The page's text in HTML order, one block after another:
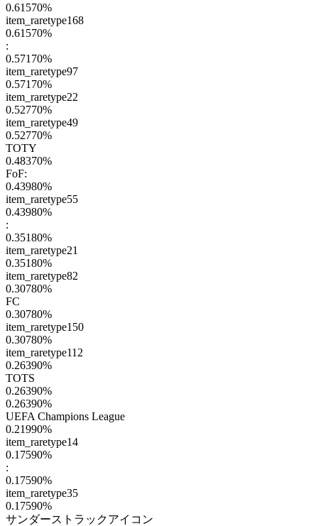
0.61570%
item_raretype168
0.61570%
:
0.57170%
item_raretype97
0.57170%
item_raretype22
0.52770%
item_raretype49
0.52770%
TOTY
0.48370%
FoF:
0.43980%
item_raretype55
0.43980%
:
0.35180%
item_raretype21
0.35180%
item_raretype82
0.30780%
FC
0.30780%
item_raretype150
0.30780%
item_raretype112
0.26390%
TOTS
0.26390%
0.26390%
UEFA Champions League
0.21990%
item_raretype14
0.17590%
:
0.17590%
item_raretype35
0.17590%
サンダーストラックアイコン